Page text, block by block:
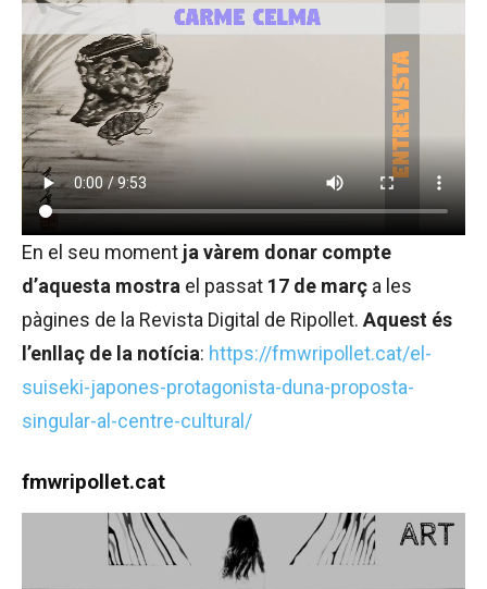
En el seu moment ja vàrem donar compte
d’aquesta mostra el passat 17 de març a les
pàgines de la Revista Digital de Ripollet. Aquest és
l’enllaç de la notícia: https://fmwripollet.cat/el-
suiseki-japones-protagonista-duna-proposta-
singular-al-centre-cultural/
fmwripollet.cat